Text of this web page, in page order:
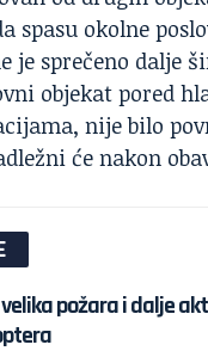
spasu okolne
sprečeno dalje
objekat pored
nije bilo
će nakon
požara i dalje